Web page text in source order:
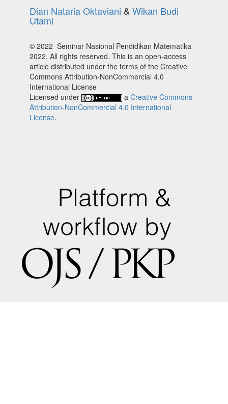
Dian Nataria Oktaviani & Wikan Budi
Utami
© 2022 Seminar Nasional Pendidikan Matematika
2022, All rights reserved. This is an open-access
article distributed under the terms of the Creative
Commons Attribution-NonCommercial 4.0
International License
Licensed under
a Creative Commons
Attribution-NonCommercial 4.0 International
License.